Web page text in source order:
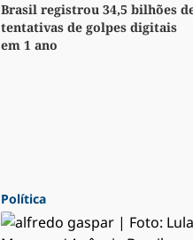
Brasil registrou 34,5 bilhões
tentativas de golpes digitais
em 1 ano
Política